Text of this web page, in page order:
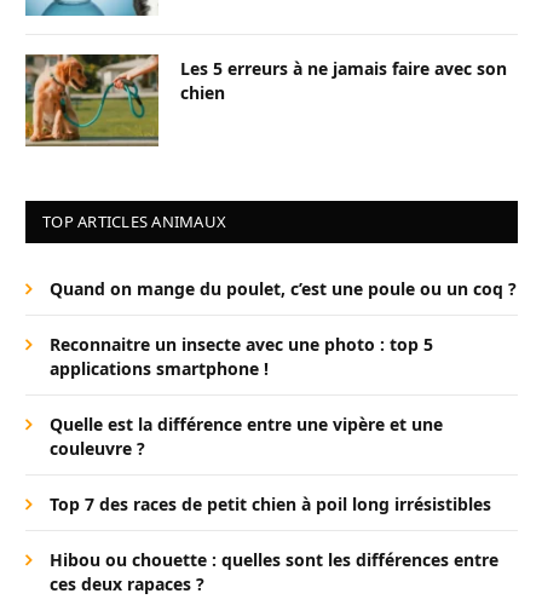
Les 5 erreurs à ne jamais faire avec son
chien
TOP ARTICLES ANIMAUX
Quand on mange du poulet, c’est une poule ou un coq ?
Reconnaitre un insecte avec une photo : top 5
applications smartphone !
Quelle est la différence entre une vipère et une
couleuvre ?
Top 7 des races de petit chien à poil long irrésistibles
Hibou ou chouette : quelles sont les différences entre
ces deux rapaces ?